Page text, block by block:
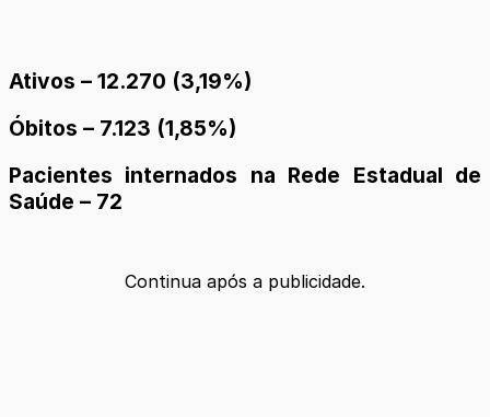
Ativos – 12.270 (3,19%)
Óbitos – 7.123 (1,85%)
Pacientes internados na Rede Estadual de
Saúde – 72
Continua após a publicidade.